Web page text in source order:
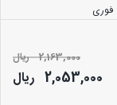
2,163,000 ریال
2,053,000 ریال